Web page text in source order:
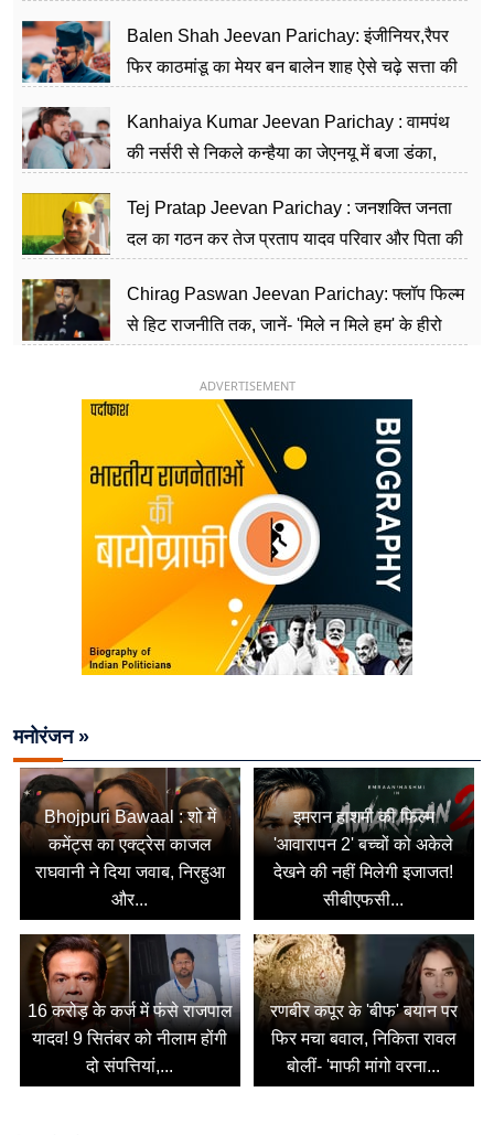
Balen Shah Jeevan Parichay: इंजीनियर,रैपर
फिर काठमांडू का मेयर बन बालेन शाह ऐसे चढ़े सत्ता की
Kanhaiya Kumar Jeevan Parichay : वामपंथ
की नर्सरी से निकले कन्हैया का जेएनयू में बजा डंका,
Tej Pratap Jeevan Parichay : जनशक्ति जनता
दल का गठन कर तेज प्रताप यादव परिवार और पिता की
Chirag Paswan Jeevan Parichay: फ्लॉप फिल्म
से हिट राजनीति तक, जानें- 'मिले न मिले हम' के हीरो
ADVERTISEMENT
मनोरंजन »
Bhojpuri Bawaal : शो में
कमेंट्स का एक्ट्रेस काजल
राघवानी ने दिया जवाब, निरहुआ
और...
इमरान हाशमी की फिल्म
'आवारापन 2' बच्चों को अकेले
देखने की नहीं मिलेगी इजाजत!
सीबीएफसी...
16 करोड़ के कर्ज में फंसे राजपाल
यादव! 9 सितंबर को नीलाम होंगी
दो संपत्तियां,...
रणबीर कपूर के 'बीफ' बयान पर
फिर मचा बवाल, निकिता रावल
बोलीं- 'माफी मांगो वरना...